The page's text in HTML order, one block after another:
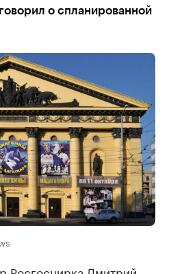
о спланированной